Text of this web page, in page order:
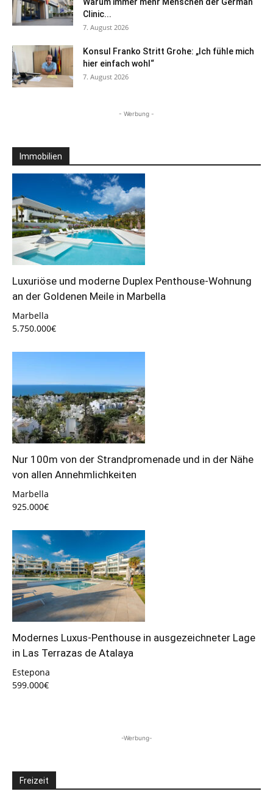
Warum immer mehr Menschen der German
Clinic...
7. August 2026
Konsul Franko Stritt Grohe: „Ich fühle mich
hier einfach wohl“
7. August 2026
- Werbung -
Immobilien
Luxuriöse und moderne Duplex Penthouse-Wohnung
an der Goldenen Meile in Marbella
Marbella
5.750.000€
Nur 100m von der Strandpromenade und in der Nähe
von allen Annehmlichkeiten
Marbella
925.000€
Modernes Luxus-Penthouse in ausgezeichneter Lage
in Las Terrazas de Atalaya
Estepona
599.000€
-Werbung-
Freizeit